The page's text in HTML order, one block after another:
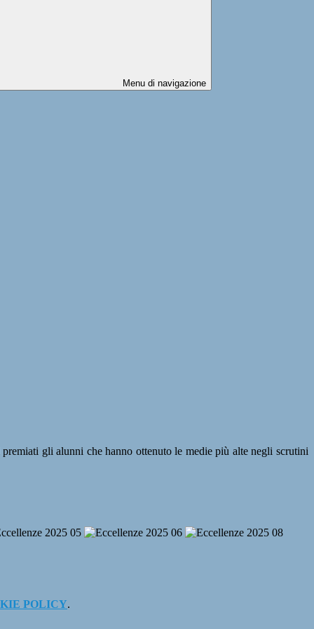
Menu di navigazione
gli alunni che hanno ottenuto le medie più alte negli scrutini
POLICY.